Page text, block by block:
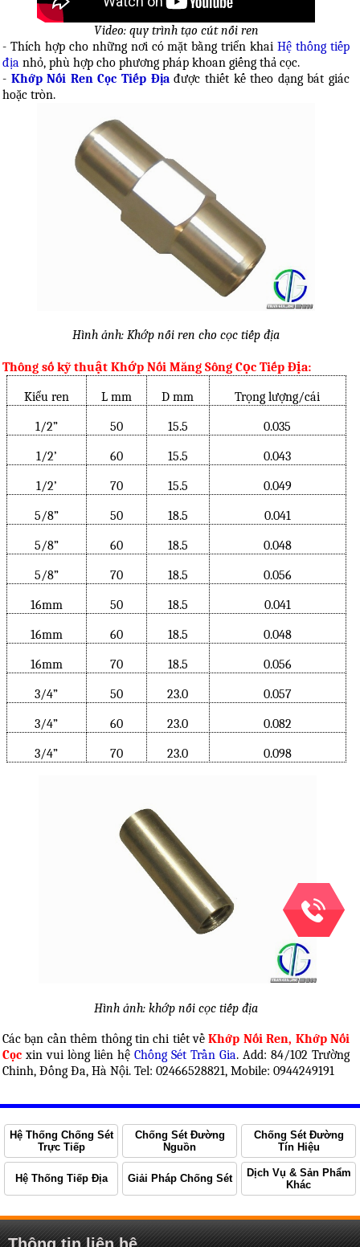
Video: quy trình tạo cút nối ren
- Thích hợp cho những nơi có mặt bằng triển khaiHệ thống tiếp
địa nhỏ, phù hợp cho phương pháp khoan giếng thả cọc.
- Khớp Nối Ren Cọc Tiếp Địa được thiết kế theo dạng bát giác
hoặc tròn.
Hình ảnh: Khớp nối ren cho cọc tiếp địa
Thông số kỹ thuật Khớp Nối Măng Sông Cọc Tiếp Địa:
Kiểu ren L mm D mm Trọng lượng/cái
1/2” 50 15.5 0.035
1/2’ 60 15.5 0.043
1/2’ 70 15.5 0.049
5/8” 50 18.5 0.041
5/8” 60 18.5 0.048
5/8” 70 18.5 0.056
16mm 50 18.5 0.041
16mm 60 18.5 0.048
16mm 70 18.5 0.056
3/4” 50 23.0 0.057
3/4” 60 23.0 0.082
3/4” 70 23.0 0.098
Hình ảnh: khớp nối cọc tiếp địa
Các bạn cần thêm thông tin chi tiết vềKhớp Nối Ren, Khớp Nối
Cọc xin vui lòng liên hệ Chống Sét Trần Gia. Add: 84/102 Trường
Chinh, Đống Đa, Hà Nội. Tel: 02466528821, Mobile: 0944249191
Hệ Thống Chống Sét
Trực Tiếp
Chống Sét Đường
Nguồn
Chống Sét Đường
Tín Hiệu
Hệ Thống Tiếp Địa Giải Pháp Chống Sét
Dịch Vụ & Sản Phẩm
Khác